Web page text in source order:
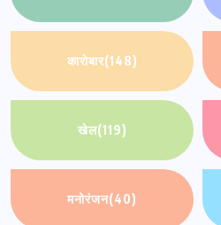
कारोबार(148)
खेल(119)
मनोरंजन(40)